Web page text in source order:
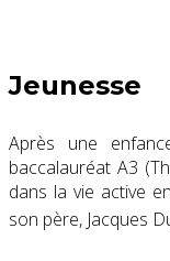
Jeunesse
Après une
baccalauréat A3
dans la vie active
son père, Jacques